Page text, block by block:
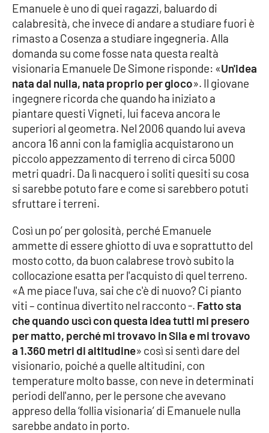
Emanuele è uno di quei ragazzi, baluardo di
calabresità, che invece di andare a studiare fuori è
rimasto a Cosenza a studiare ingegneria. Alla
domanda su come fosse nata questa realtà
visionaria Emanuele De Simone risponde: «Un'idea
nata dal nulla, nata proprio per gioco». Il giovane
ingegnere ricorda che quando ha iniziato a
piantare questi Vigneti, lui faceva ancora le
superiori al geometra. Nel 2006 quando lui aveva
ancora 16 anni con la famiglia acquistarono un
piccolo appezzamento di terreno di circa 5000
metri quadri. Da lì nacquero i soliti quesiti su cosa
si sarebbe potuto fare e come si sarebbero potuti
sfruttare i terreni.
Così un po’ per golosità, perché Emanuele
ammette di essere ghiotto di uva e soprattutto del
mosto cotto, da buon calabrese trovò subito la
collocazione esatta per l'acquisto di quel terreno.
«A me piace l'uva, sai che c'è di nuovo? Ci pianto
viti – continua divertito nel racconto -. Fatto sta
che quando uscì con questa idea tutti mi presero
per matto, perché mi trovavo in Sila e mi trovavo
a 1.360 metri di altitudine» così si sentì dare del
visionario, poiché a quelle altitudini, con
temperature molto basse, con neve in determinati
periodi dell'anno, per le persone che avevano
appreso della ‘follia visionaria’ di Emanuele nulla
sarebbe andato in porto.